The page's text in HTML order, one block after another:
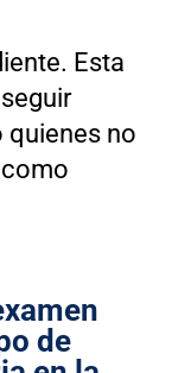
Esta
quienes no
de